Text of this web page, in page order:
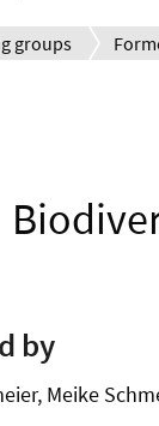
groups
by
Meike